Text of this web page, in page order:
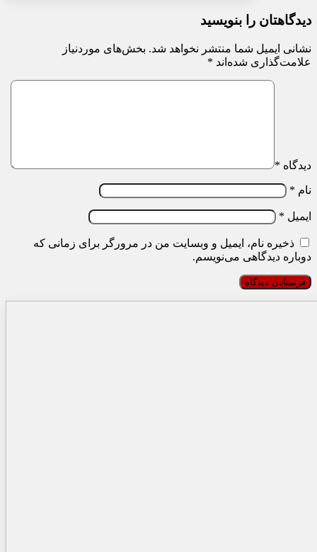
دیدگاهتان را بنویسید
نشانی ایمیل شما منتشر نخواهد شد. بخش‌های موردنیاز
علامت‌گذاری شده‌اند *
دیدگاه *
نام *
ایمیل *
ذخیره نام، ایمیل و وبسایت من در مرورگر برای زمانی که
دوباره دیدگاهی می‌نویسم.